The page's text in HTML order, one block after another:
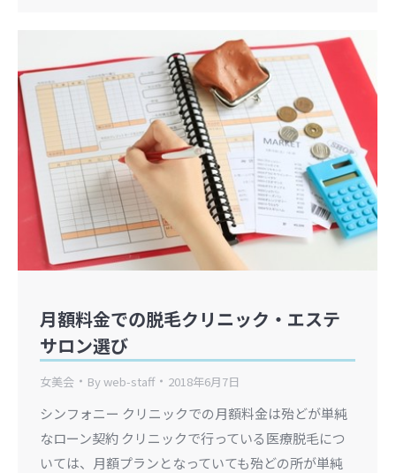
月額料金での脱毛クリニック・エステ
サロン選び
女美会 Byweb-staff 2018年6月7日
シンフォニー クリニックでの月額料金は殆どが単純
なローン契約 クリニックで行っている医療脱毛につ
いては、月額プランとなっていても殆どの所が単純